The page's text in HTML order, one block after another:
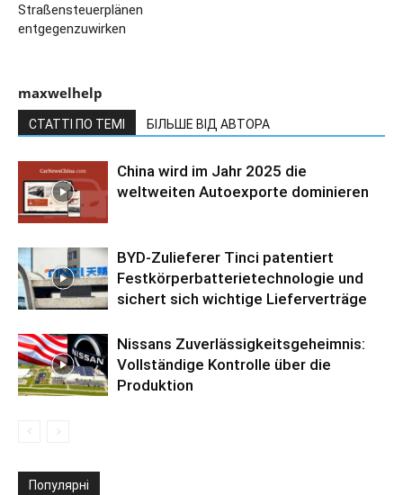
Straßensteuerplänen
entgegenzuwirken
maxwelhelp
СТАТТІ ПО ТЕМІ БІЛЬШЕ ВІД АВТОРА
China wird im Jahr 2025 die
weltweiten Autoexporte dominieren
BYD-Zulieferer Tinci patentiert
Festkörperbatterietechnologie und
sichert sich wichtige Lieferverträge
Nissans Zuverlässigkeitsgeheimnis:
Vollständige Kontrolle über die
Produktion
Популярні